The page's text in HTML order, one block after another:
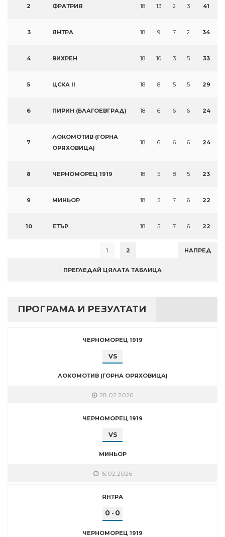
2 ФРАТРИЯ 18 13 2 3 41
3 ЯНТРА 18 9 7 2 34
4 ВИХРЕН 18 10 3 5 33
5 ЦСКА II 18 8 5 5 29
6 ПИРИН (БЛАГОЕВГРАД) 18 6 6 6 24
7
ЛОКОМОТИВ (ГОРНА
ОРЯХОВИЦА)
18 6 6 6 24
8 ЧЕРНОМОРЕЦ 1919 18 5 8 5 23
9 МИНЬОР 18 5 7 6 22
10 ЕТЪР 18 5 7 6 22
1 2 НАПРЕД
ПРЕГЛЕДАЙ ЦЯЛАТА ТАБЛИЦА
ПРОГРАМА И РЕЗУЛТАТИ
ЧЕРНОМОРЕЦ 1919
VS
ЛОКОМОТИВ (ГОРНА ОРЯХОВИЦА)
28.02.2026
ЧЕРНОМОРЕЦ 1919
VS
МИНЬОР
15.02.2026
ЯНТРА
0 - 0
ЧЕРНОМОРЕЦ 1919